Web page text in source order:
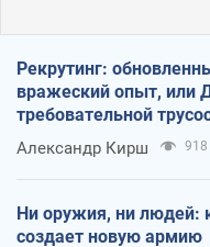
Рекрутинг:
вражеский опыт, или
требовательной
Александр Кирш 918
Ни оружия, ни людей:
создает новую армию